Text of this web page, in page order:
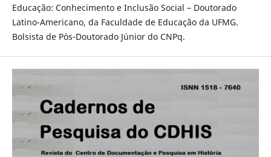
Educação: Conhecimento e Inclusão Social – Doutorado
Latino-Americano, da Faculdade de Educação da UFMG.
Bolsista de Pós-Doutorado Júnior do CNPq.